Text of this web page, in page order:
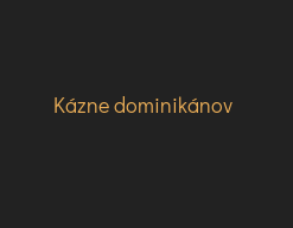
Kázne dominikánov